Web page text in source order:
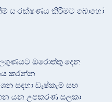
සංරක්ෂණය කිරීමට බොහෝ
ඔරොත්තු දෙන
කරන්න
සඳහා ඩැෂ්කැම් සහ
යන උපකරණ සලකා